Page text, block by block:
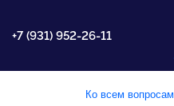
+7 (931) 952-26-11
Ко всем вопросам